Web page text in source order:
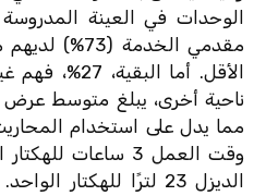
مقدمي
الأقل. أما
ناحية أخرى، يبلغ متوسط
مما يدل على استخدام
وقت العمل 3 ساعات
الديزل 23 لترًا للهكتار